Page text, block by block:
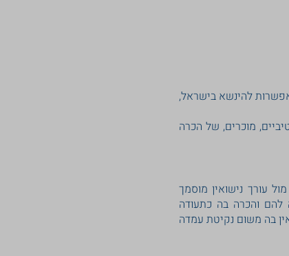
להינשא בישראל,
מוכרים, של הכרה
עורך נישואין מוסמך
להם והכרה בה כתעודה
בה משום נקיטת עמדה